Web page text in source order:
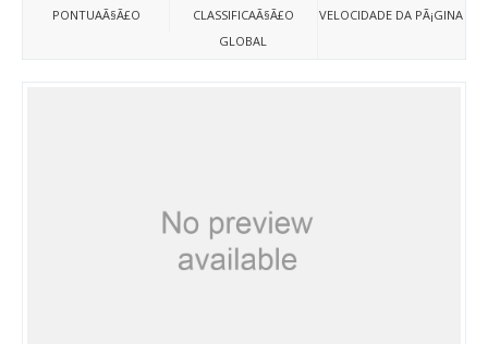
PONTUAÃ§Ã£O
CLASSIFICAÃ§Ã£O
GLOBAL
VELOCIDADE DA PÃ¡GINA